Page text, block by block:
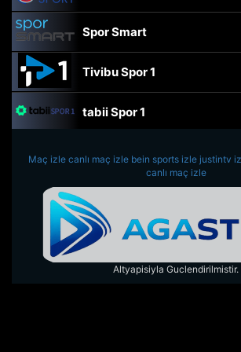
Spor Smart
Tivibu Spor 1
tabii Spor 1
TRT Spor
beIN Sports Haber
tabii Spor
A Spor
Maç izle canlı maç izle bein sports izle justintv
canlı maç izle
Altyapisiyla Guclendirilmistir.